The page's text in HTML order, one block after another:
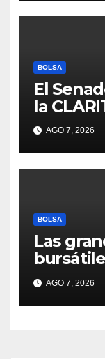
BOLSA
El
la
AGO 7, 2026
BOLSA
Las
AGO 7, 2026